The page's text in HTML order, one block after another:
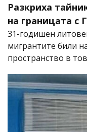
Разкриха
на границата с
31-годишен
мигрантите били
пространство в